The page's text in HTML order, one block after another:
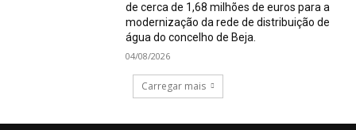
de cerca de 1,68 milhões de euros para a
modernização da rede de distribuição de
água do concelho de Beja.
04/08/2026
Carregar mais